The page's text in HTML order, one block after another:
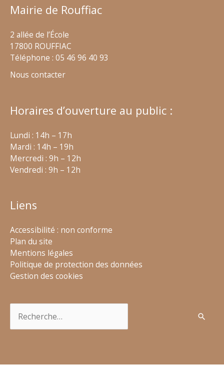
Mairie de Rouffiac
2 allée de l’École
17800 ROUFFIAC
Téléphone : 05 46 96 40 93
Nous contacter
Horaires d’ouverture au public :
Lundi : 14h – 17h
Mardi : 14h – 19h
Mercredi : 9h – 12h
Vendredi : 9h – 12h
Liens
Accessibilité : non conforme
Plan du site
Mentions légales
Politique de protection des données
Gestion des cookies